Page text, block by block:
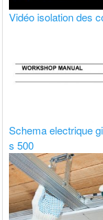
Vidéo isolation des
Schema electrique
s 500